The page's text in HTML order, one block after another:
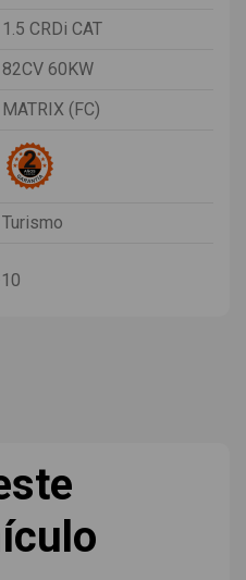
1.5 CRDi CAT
82CV 60KW
MATRIX (FC)
Turismo